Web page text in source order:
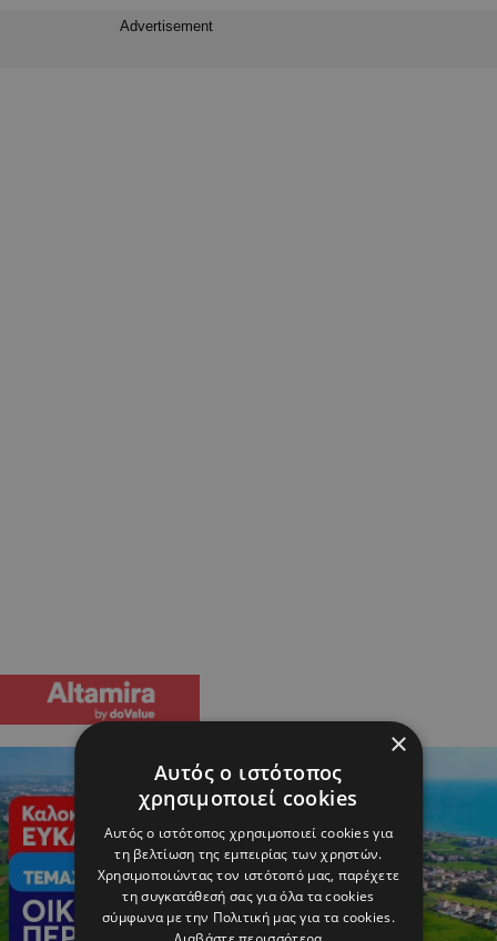
Advertisement
×
Αυτός ο ιστότοπος
χρησιμοποιεί cookies
Αυτός ο ιστότοπος χρησιμοποιεί cookies για
τη βελτίωση της εμπειρίας των χρηστών.
Χρησιμοποιώντας τον ιστότοπό μας, παρέχετε
τη συγκατάθεσή σας για όλα τα cookies
σύμφωνα με την Πολιτική μας για τα cookies.